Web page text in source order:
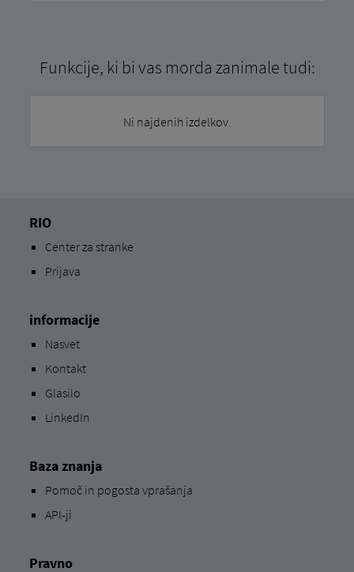
Funkcije, ki bi vas morda zanimale tudi:
Ni najdenih izdelkov.
RIO
Center za stranke
Prijava
informacije
Nasvet
Kontakt
Glasilo
LinkedIn
Baza znanja
Pomoč in pogosta vprašanja
API-ji
Pravno